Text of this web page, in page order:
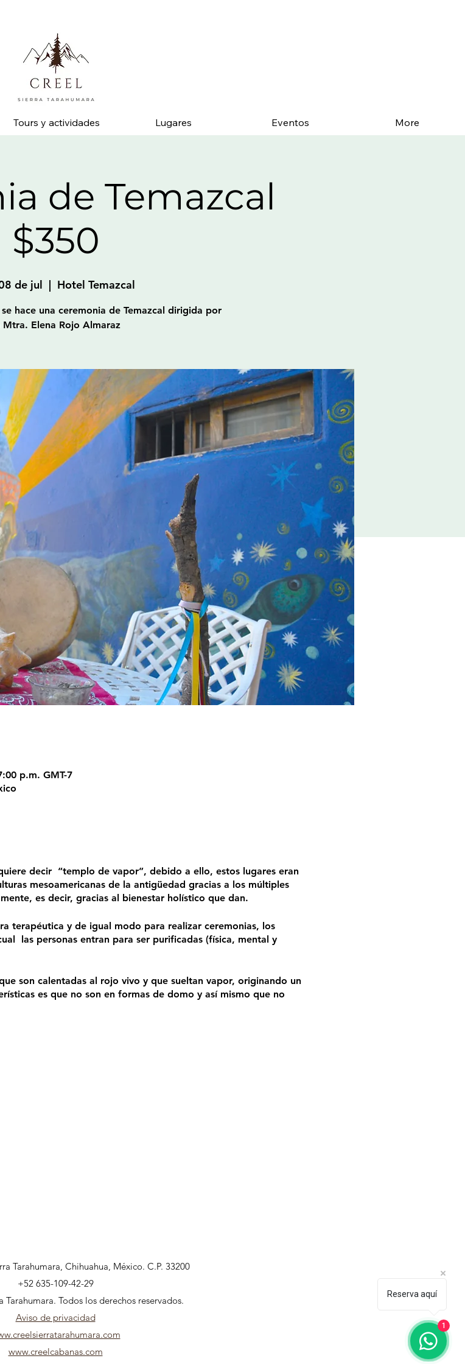
Tours y actividades Lugares Eventos More
de Temazcal
$350
de jul
  |
Hotel Temazcal
hace una ceremonia de Temazcal dirigida por
Mtra. Elena Rojo Almaraz
p.m. GMT-7
decir “templo de vapor”, debido a ello, estos lugares eran
mesoamericanas de la antigüedad gracias a los múltiples
es decir, gracias al bienestar holístico que dan.
terapéutica y de igual modo para realizar ceremonias, los
las personas entran para ser purificadas (física, mental y
son calentadas al rojo vivo y que sueltan vapor, originando un
es que no son en formas de domo y así mismo que no
Tarahumara, Chihuahua, México. C.P. 33200
+52 635-109-42-29
Tarahumara. Todos los derechos reservados.
Aviso de privacidad
www.creelcabanas.com
Reserva aquí
1